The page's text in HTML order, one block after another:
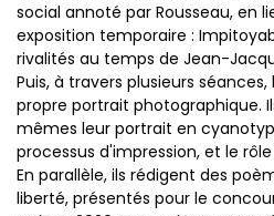
social annoté par Rousseau, en
exposition temporaire :
rivalités au temps de Jean-
Puis, à travers plusieurs
propre portrait photographique.
mêmes leur portrait en
processus d'impression, et le
En parallèle, ils rédigent des
liberté, présentés pour le